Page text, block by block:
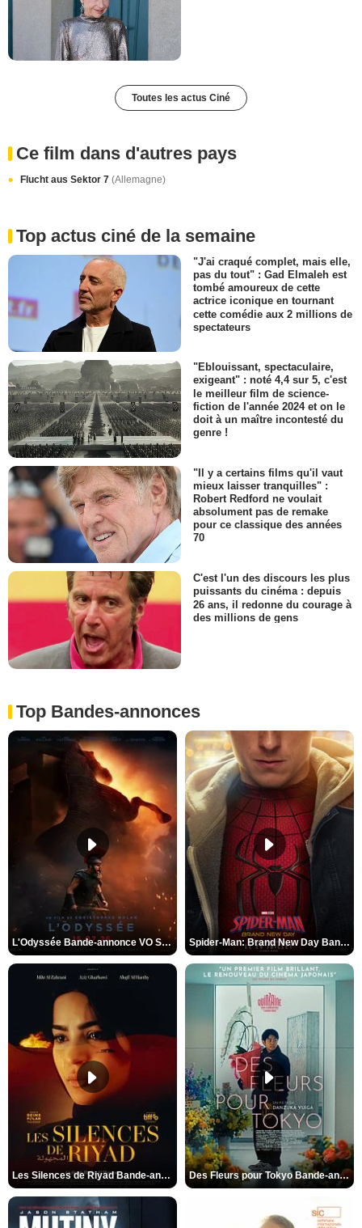
Toutes les actus Ciné
Ce film dans d'autres pays
Flucht aus Sektor 7 (Allemagne)
Top actus ciné de la semaine
"J'ai craqué complet, mais elle,
pas du tout" : Gad Elmaleh est
tombé amoureux de cette
actrice iconique en tournant
cette comédie aux 2 millions de
spectateurs
"Eblouissant, spectaculaire,
exigeant" : noté 4,4 sur 5, c'est
le meilleur film de science-
fiction de l'année 2024 et on le
doit à un maître incontesté du
genre !
"Il y a certains films qu'il vaut
mieux laisser tranquilles" :
Robert Redford ne voulait
absolument pas de remake
pour ce classique des années
70
C'est l'un des discours les plus
puissants du cinéma : depuis
26 ans, il redonne du courage à
des millions de gens
Top Bandes-annonces
L'Odyssée Bande-annonce VO STFR Spider-Man: Brand New Day Bande-annonce VO STFR
Les Silences de Riyad Bande-annonce VO STFR Des Fleurs pour Tokyo Bande-annonce VO STFR